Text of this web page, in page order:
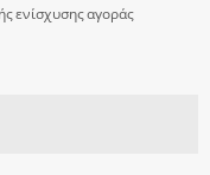
ενίσχυσης αγοράς